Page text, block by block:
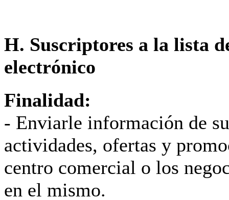
H. Suscriptores a la lista
electrónico
Finalidad:
- Enviarle información de
actividades, ofertas y
centro comercial o los
en el mismo.